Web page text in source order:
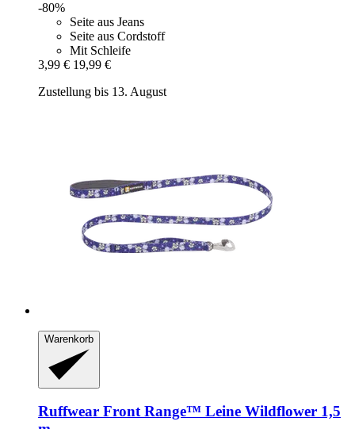
-80%
Seite aus Jeans
Seite aus Cordstoff
Mit Schleife
3,99 € 19,99 €
Zustellung bis 13. August
Warenkorb
Ruffwear Front Range™ Leine Wildflower 1,5